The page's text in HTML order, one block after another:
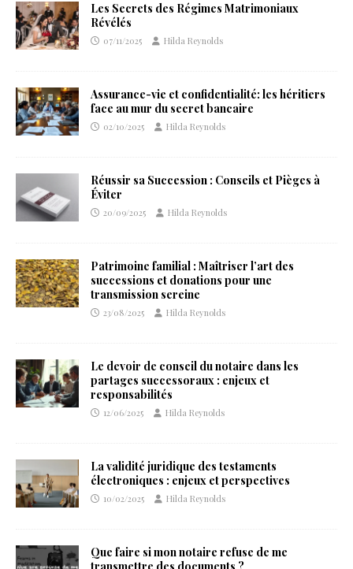
Les Secrets des Régimes Matrimoniaux
Révélés
07/11/2025 Hilda Reynolds
Assurance-vie et confidentialité: les héritiers
face au mur du secret bancaire
02/10/2025 Hilda Reynolds
Réussir sa Succession : Conseils et Pièges à
Éviter
20/09/2025 Hilda Reynolds
Patrimoine familial : Maîtriser l’art des
successions et donations pour une
transmission sereine
23/08/2025 Hilda Reynolds
Le devoir de conseil du notaire dans les
partages successoraux : enjeux et
responsabilités
12/06/2025 Hilda Reynolds
La validité juridique des testaments
électroniques : enjeux et perspectives
10/02/2025 Hilda Reynolds
Que faire si mon notaire refuse de me